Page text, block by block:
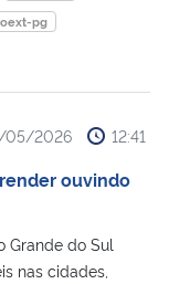
pg
05/2026 12:41
ouvindo
Grande do Sul
nas cidades,